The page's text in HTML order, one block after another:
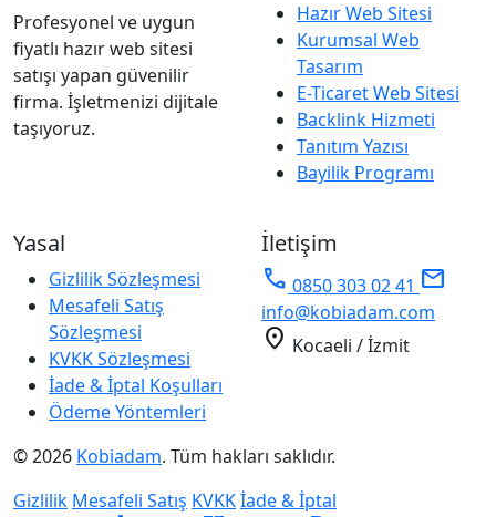
Profesyonel ve uygun
fiyatlı hazır web sitesi
satışı yapan güvenilir
firma. İşletmenizi dijitale
taşıyoruz.
Hazır Web Sitesi
Kurumsal Web
Tasarım
E-Ticaret Web Sitesi
Backlink Hizmeti
Tanıtım Yazısı
Bayilik Programı
Yasal
Gizlilik Sözleşmesi
Mesafeli Satış
Sözleşmesi
KVKK Sözleşmesi
İade & İptal Koşulları
Ödeme Yöntemleri
İletişim
phone 0850 303 02 41 mail
info@kobiadam.com
location_on Kocaeli / İzmit
© 2026 Kobiadam. Tüm hakları saklıdır.
Gizlilik Mesafeli Satış KVKKİade & İptal